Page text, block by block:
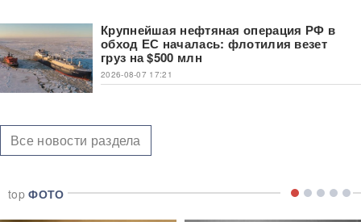
Крупнейшая нефтяная операция РФ в
обход ЕС началась: флотилия везет
груз на $500 млн
2026-08-07 17:21
Все новости раздела
topФОТО